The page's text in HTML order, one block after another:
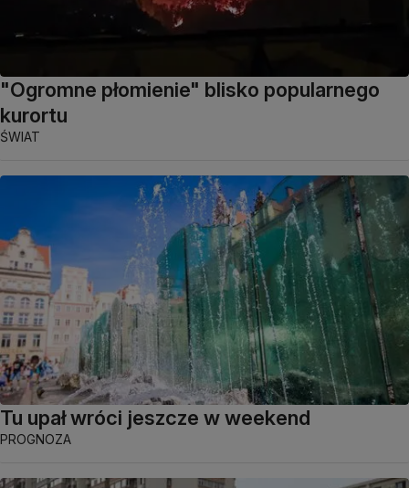
"Ogromne płomienie" blisko popularnego
kurortu
ŚWIAT
Tu upał wróci jeszcze w weekend
PROGNOZA